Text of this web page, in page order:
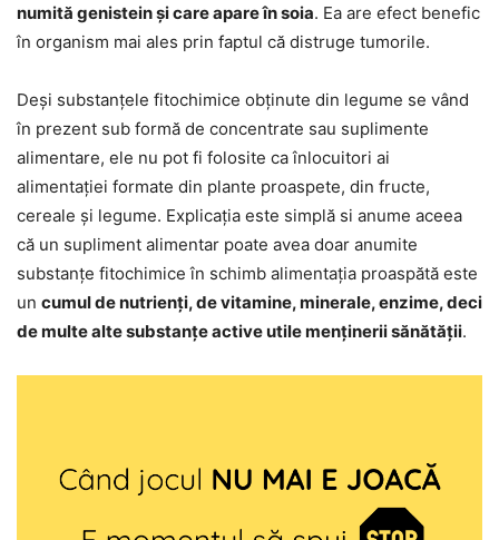
numită genistein și care apare în soia. Ea are efect benefic
în organism mai ales prin faptul că distruge tumorile.
Deși substanțele fitochimice obținute din legume se vând
în prezent sub formă de concentrate sau suplimente
alimentare, ele nu pot fi folosite ca înlocuitori ai
alimentației formate din plante proaspete, din fructe,
cereale și legume. Explicația este simplă si anume aceea
că un supliment alimentar poate avea doar anumite
substanțe fitochimice în schimb alimentația proaspătă este
un cumul de nutrienți, de vitamine, minerale, enzime, deci
de multe alte substanțe active utile menținerii sănătății.